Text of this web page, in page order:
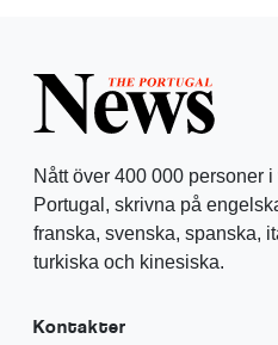
Nått över 400 000 personer
Portugal, skrivna på
franska, svenska, spanska,
turkiska och kinesiska.
Kontakter